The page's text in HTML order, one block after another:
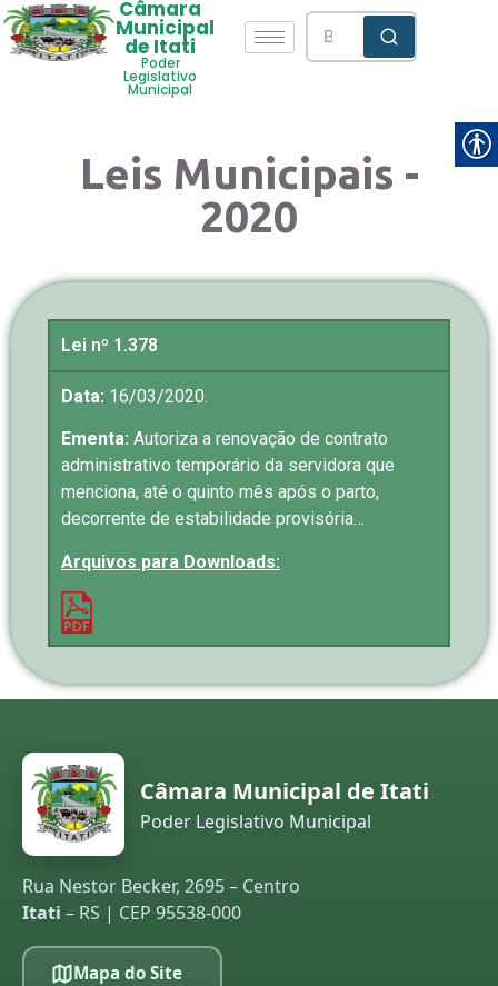
Câmara
Municipal
de Itati
Poder
Legislativo
Municipal
Leis Municipais -
2020
Lei nº 1.378
Data: 16/03/2020.
Ementa: Autoriza a renovação de contrato
administrativo temporário da servidora que
menciona, até o quinto mês após o parto,
decorrente de estabilidade provisória…
Arquivos para Downloads:
Câmara Municipal de Itati
Poder Legislativo Municipal
Rua Nestor Becker, 2695 – Centro
Itati – RS | CEP 95538-000
Mapa do Site